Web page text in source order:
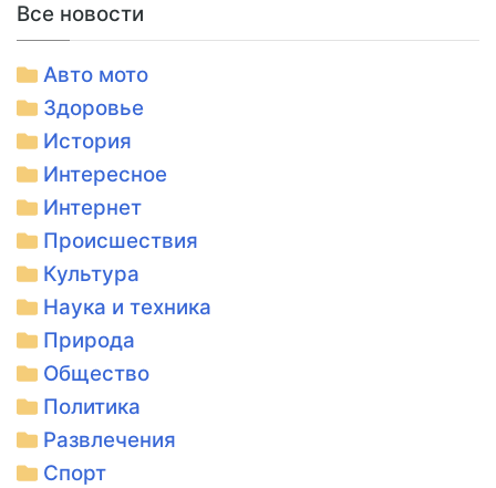
Все новости
Авто мото
Здоровье
История
Интересное
Интернет
Происшествия
Культура
Наука и техника
Природа
Общество
Политика
Развлечения
Спорт